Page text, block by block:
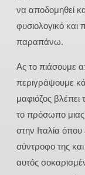
να αποδομηθεί
φυσιολογικό και
παραπάνω.
Ας το πιάσουμε
περιγράψουμε
μαφιόζος
το πρόσωπο μιας
στην Ιταλία όπου
σύντροφο της
αυτός